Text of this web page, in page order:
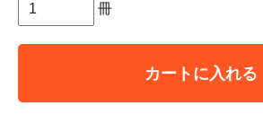
冊
カートに入れる